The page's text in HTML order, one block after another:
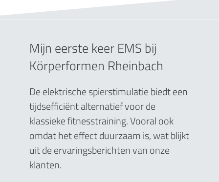
Mijn eerste keer EMS bij
Körperformen Rheinbach
De elektrische spierstimulatie biedt een
tijdsefficiënt alternatief voor de
klassieke fitnesstraining. Vooral ook
omdat het effect duurzaam is, wat blijkt
uit de ervaringsberichten van onze
klanten.